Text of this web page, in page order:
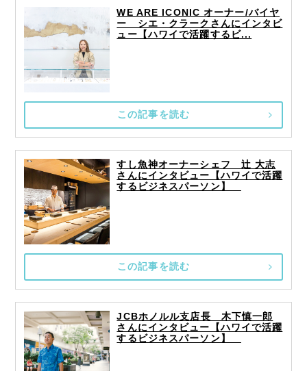
WE ARE ICONIC オーナー/バイヤ
ー シエ・クラークさんにインタビ
ュー【ハワイで活躍するビ...
この記事を読む
すし魚神オーナーシェフ 辻 大志
さんにインタビュー【ハワイで活躍
するビジネスパーソン】
この記事を読む
JCBホノルル支店長 木下慎一郎
さんにインタビュー【ハワイで活躍
するビジネスパーソン】